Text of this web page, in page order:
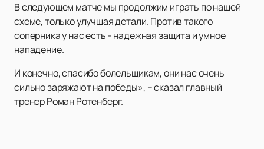
В следующем матче мы продолжим играть по нашей
схеме, только улучшая детали. Против такого
соперника у нас есть - надежная защита и умное
нападение.
И конечно, спасибо болельщикам, они нас очень
сильно заряжают на победы», – сказал главный
тренер Роман Ротенберг.